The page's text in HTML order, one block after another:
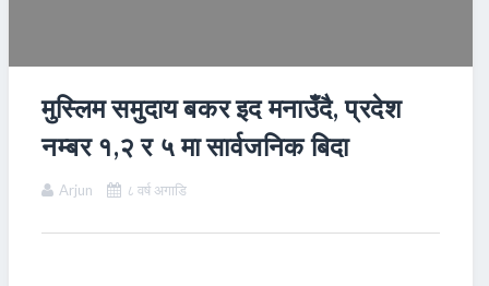
मुस्लिम समुदाय बकर इद मनाउँदै, प्रदेश
नम्बर १,२ र ५ मा सार्वजनिक बिदा
Arjun ८ वर्ष अगाडि